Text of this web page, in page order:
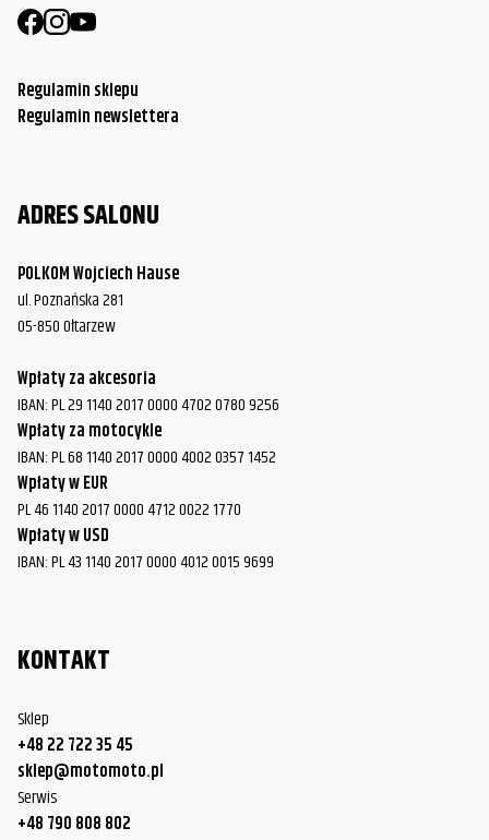
Regulamin sklepu
Regulamin newslettera
ADRES SALONU
POLKOM Wojciech Hause
ul. Poznańska 281
05-850 Ołtarzew
Wpłaty za akcesoria
IBAN: PL 29 1140 2017 0000 4702 0780 9256
Wpłaty za motocykle
IBAN: PL 68 1140 2017 0000 4002 0357 1452
Wpłaty w EUR
PL 46 1140 2017 0000 4712 0022 1770
Wpłaty w USD
IBAN: PL 43 1140 2017 0000 4012 0015 9699
KONTAKT
Sklep
+48 22 722 35 45
sklep@motomoto.pl
Serwis
+48 790 808 802